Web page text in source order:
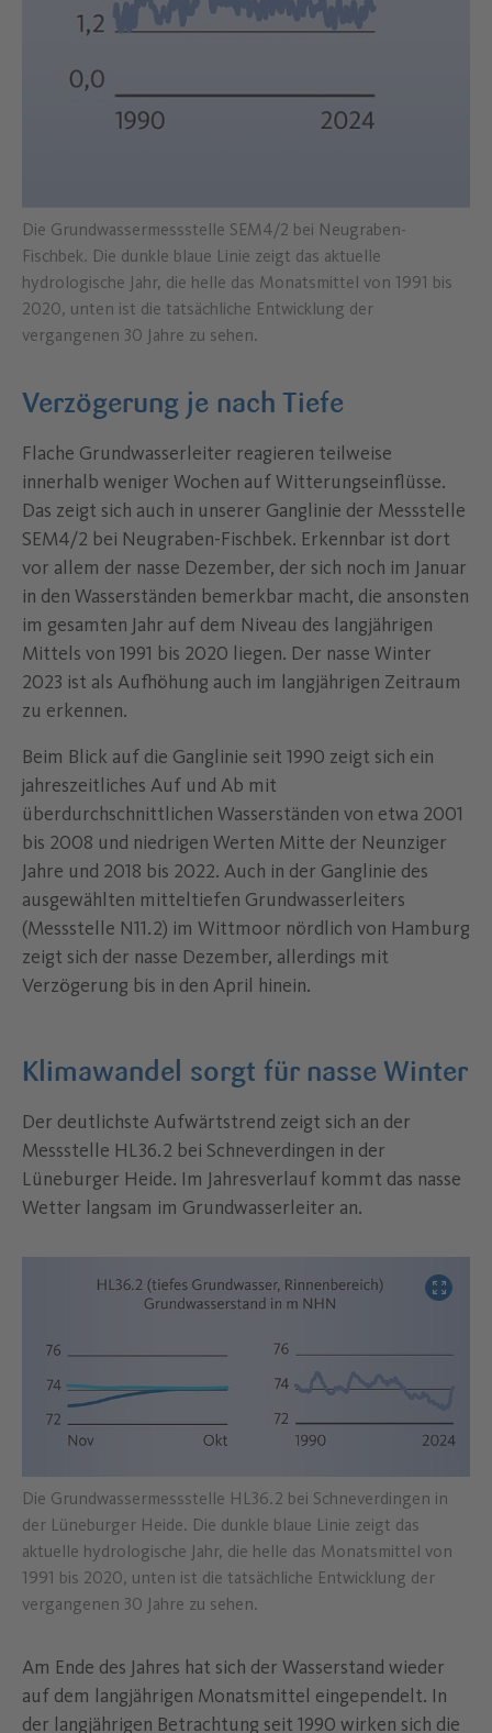
Die Grundwassermessstelle SEM4/2 bei Neugraben-
Fischbek. Die dunkle blaue Linie zeigt das aktuelle
hydrologische Jahr, die helle das Monatsmittel von 1991 bis
2020, unten ist die tatsächliche Entwicklung der
vergangenen 30 Jahre zu sehen.
Verzögerung je nach Tiefe
Flache Grundwasserleiter reagieren teilweise
innerhalb weniger Wochen auf Witterungseinflüsse.
Das zeigt sich auch in unserer Ganglinie der Messstelle
SEM4/2 bei Neugraben-Fischbek. Erkennbar ist dort
vor allem der nasse Dezember, der sich noch im Januar
in den Wasserständen bemerkbar macht, die ansonsten
im gesamten Jahr auf dem Niveau des langjährigen
Mittels von 1991 bis 2020 liegen. Der nasse Winter
2023 ist als Aufhöhung auch im langjährigen Zeitraum
zu erkennen.
Beim Blick auf die Ganglinie seit 1990 zeigt sich ein
jahreszeitliches Auf und Ab mit
überdurchschnittlichen Wasserständen von etwa 2001
bis 2008 und niedrigen Werten Mitte der Neunziger
Jahre und 2018 bis 2022. Auch in der Ganglinie des
ausgewählten mitteltiefen Grundwasserleiters
(Messstelle N11.2) im Wittmoor nördlich von Hamburg
zeigt sich der nasse Dezember, allerdings mit
Verzögerung bis in den April hinein.
Klimawandel sorgt für nasse Winter
Der deutlichste Aufwärtstrend zeigt sich an der
Messstelle HL36.2 bei Schneverdingen in der
Lüneburger Heide. Im Jahresverlauf kommt das nasse
Wetter langsam im Grundwasserleiter an.
Die Grundwassermessstelle HL36.2 bei Schneverdingen in
der Lüneburger Heide. Die dunkle blaue Linie zeigt das
aktuelle hydrologische Jahr, die helle das Monatsmittel von
1991 bis 2020, unten ist die tatsächliche Entwicklung der
vergangenen 30 Jahre zu sehen.
Bild
Am Ende des Jahres hat sich der Wasserstand wieder
auf dem langjährigen Monatsmittel eingependelt. In
der langjährigen Betrachtung seit 1990 wirken sich die